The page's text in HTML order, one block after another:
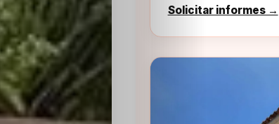
Inicio
Casting
Solicitar informes →